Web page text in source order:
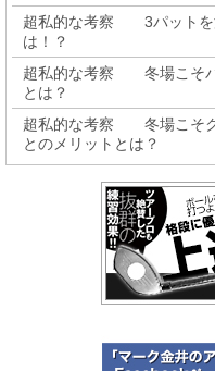
超私的な考察 3パットを
は！？
超私的な考察 冬場こそパ
とは？
超私的な考察 冬場こそク
とのメリットとは？